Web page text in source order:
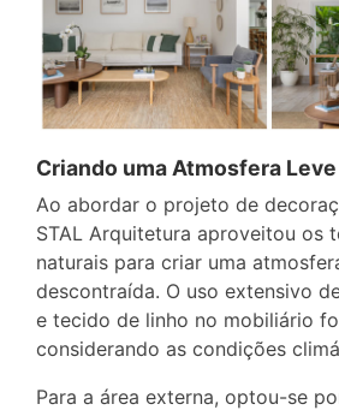
Criando uma Atmosfera
Ao abordar o projeto de
STAL Arquitetura aproveitou os
naturais para criar uma
descontraída. O uso extensivo
e tecido de linho no mobiliário
considerando as condições
Para a área externa, optou-se